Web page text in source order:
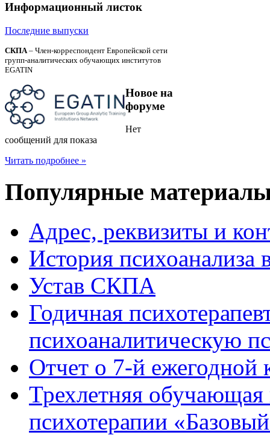
Информационный листок
Последние выпуски
СКПА – Член-корреспондент Европейской сети
групп-аналитических обучающих институтов
EGATIN
Новое на
форуме
Нет
сообщений для показа
Читать подробнее »
Популярные
Адрес, реквизиты и
История психоанализа
Устав СКПА
Годичная
психоаналитическую
Отчет о 7-й
Трехлетняя
психотерапии